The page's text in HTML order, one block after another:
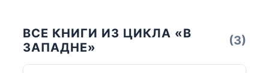
ВСЕ КНИГИ ИЗ ЦИКЛА «В
ЗАПАДНЕ»
(3)